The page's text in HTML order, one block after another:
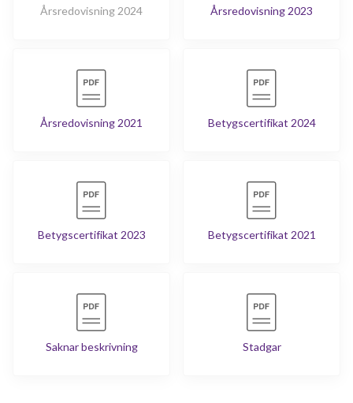
Årsredovisning 2024 Årsredovisning 2023
Årsredovisning 2021 Betygscertifikat 2024
Betygscertifikat 2023 Betygscertifikat 2021
Saknar beskrivning Stadgar